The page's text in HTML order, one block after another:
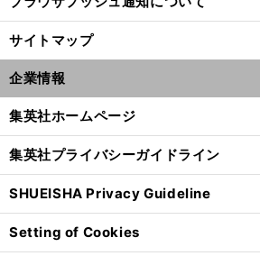
サイトマップ
企業情報
集英社ホームページ
集英社プライバシーガイドライン
SHUEISHA Privacy Guideline
Setting of Cookies